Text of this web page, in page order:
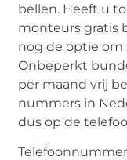
bellen. Heeft u
monteurs gratis
nog de optie om
Onbeperkt
per maand vrij
nummers in
dus op de